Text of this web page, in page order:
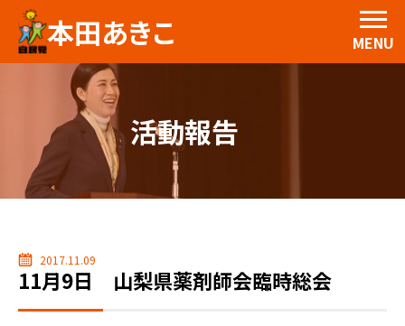
本田あきこ MENU
活動報告
2017.11.09
11月9日 山梨県薬剤師会臨時総会